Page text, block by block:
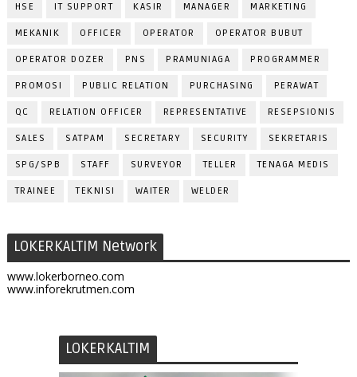
HSE IT SUPPORT KASIR MANAGER MARKETING
MEKANIK OFFICER OPERATOR OPERATOR BUBUT
OPERATOR DOZER PNS PRAMUNIAGA PROGRAMMER
PROMOSI PUBLIC RELATION PURCHASING PERAWAT
QC RELATION OFFICER REPRESENTATIVE RESEPSIONIS
SALES SATPAM SECRETARY SECURITY SEKRETARIS
SPG/SPB STAFF SURVEYOR TELLER TENAGA MEDIS
TRAINEE TEKNISI WAITER WELDER
LOKERKALTIM Network
www.lokerborneo.com
www.inforekrutmen.com
LOKERKALTIM